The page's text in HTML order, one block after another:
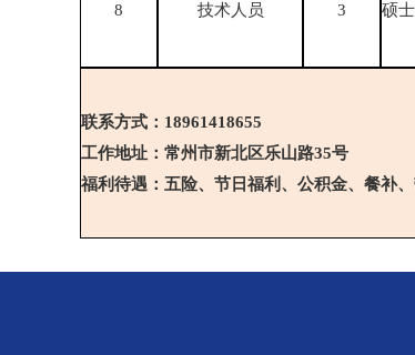
8 技术人员 3 硕
联系方式：18961418655
工作地址：常州市新北区乐山路35号
福利待遇：五险、节日福利、公积金、餐补